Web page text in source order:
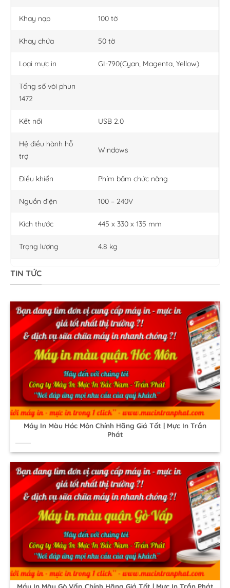
Khay nạp 100 tờ
Khay chứa 50 tờ
Loại mực in GI-790(Cyan, Magenta, Yellow)
Tổng số vòi phun
1472
Kết nối USB 2.0
Hệ điều hành hỗ
trợ
Windows
Điều khiển Phím bấm chức năng
Nguồn điện 100 – 240V
Kích thước 445 x 330 x 135 mm
Trọng lượng 4.8 kg
TIN TỨC
Máy In Màu Hóc Môn Chính Hãng Giá Tốt | Mực In Trần
Phát
Máy In Màu Gò Vấp Chính Hãng Giá Tốt | Mực In Trần Phát